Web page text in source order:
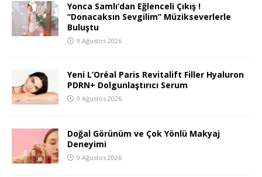
Yonca Samlı’dan Eğlenceli Çıkış !
“Donacaksın Sevgilim” Müzikseverlerle
Buluştu
9 Ağustos 2026
Yeni L’Oréal Paris Revitalift Filler Hyaluron
PDRN+ Dolgunlaştırıcı Serum
9 Ağustos 2026
Doğal Görünüm ve Çok Yönlü Makyaj
Deneyimi
9 Ağustos 2026